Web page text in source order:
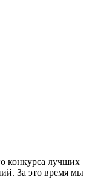
конкурса лучших
За это время мы